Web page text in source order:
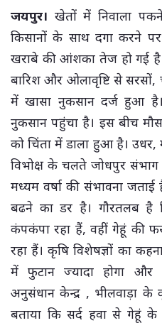
जयपुर। खेतों में निवाला
किसानों के साथ दगा करने
खराबे की आंशका तेज हो गई
बारिश और ओलावृष्टि से
में खासा नुकसान दर्ज हुआ
नुकसान पहुंचा है। इस बीच
को चिंता में डाला हुआ है। उधर,
विभोक्ष के चलते जोधपुर
मध्यम वर्षा की संभावना
बढने का डर है। गौरतलब है
कंपकंपा रहा हैं, वहीं गेहूं की
रहा हैं। कृषि विशेषज्ञों का
में फुटान ज्यादा होगा और
अनुसंधान केन्द्र , भीलवाड़ा के
बताया कि सर्द हवा से गेहूं